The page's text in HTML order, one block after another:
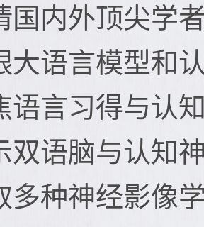
国内外顶尖学
大语言模型和
语言习得与认
双语脑与认知
多种神经影像